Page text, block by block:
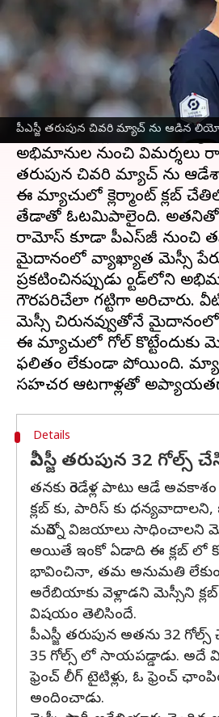
పీఎస్జీ తరుపున చివరి మ్యాచ్ ను ఆడిన
Jun 05, 2023
ఈ వార్తాకథనం ఏంటి
స్టార్ ఫుట్ బాల్ ప్లేయర్ లియోనల్
బంధానికి ముగింపు పలికాడు.
కొంతకాలంగా క్లబ్
అభిమానుల నుంచి విమర్శలు
తరుపున చివరి మ్యాచ్ ను
ఈ మ్యాచులో క్లెర్మాంట్ క్లబ్
తేడాతో ఓటమిపాలైంది. అతనితో
రామోస్ కూడా పీఎస్‌జీ నుంచి
మైదానంలో వ్యాఖ్యాత మెస్సీ
ప్రకటించినప్పుడు స్టాండ్‌లోని
గౌరపరిచేలా గట్టిగా అరిచారు.
మెస్సీ చిరునవ్వుతోనే
ఈ మ్యాచులో గోల్ కొట్టేందుకు
ఫలితం లేకుండా పోయింది.
Details
పీఎస్జీ తరుపున 32 గోల్స్
తనకు రెండేళ్ల పాటు ఆడే
క్లబ్ కు, పారిస్ కు
మరెన్నో విజయాలు సాధించాలని
అయితే ఇంకో ఏడాది ఈ క్లబ్ లో
భావించినా, తమ అనుమతి
అరేబియాకు వెళ్లాడని మెస్సీని
విషయం తెలిసిందే.
పీఎస్జీ తరుపున అతను 32
35 గోల్స్ లో సాయపడ్డాడు. అదే
ఫ్రెంచ్ లీగ్ టైటిళ్లు, ఓ ఫ్రెంచ్
అందించాడు.